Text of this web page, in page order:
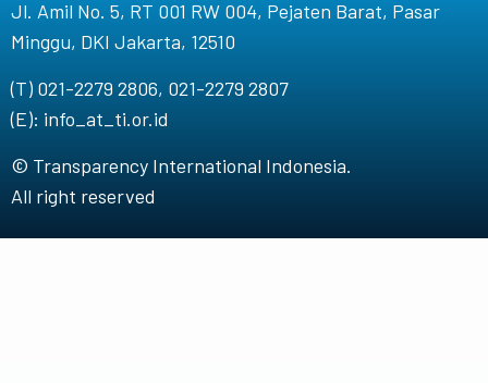
Jl. Amil No. 5, RT 001 RW 004, Pejaten Barat, Pasar
Minggu, DKI Jakarta, 12510
(T) 021-2279 2806, 021-2279 2807
(E): info_at_ti.or.id
© Transparency International Indonesia.
All right reserved